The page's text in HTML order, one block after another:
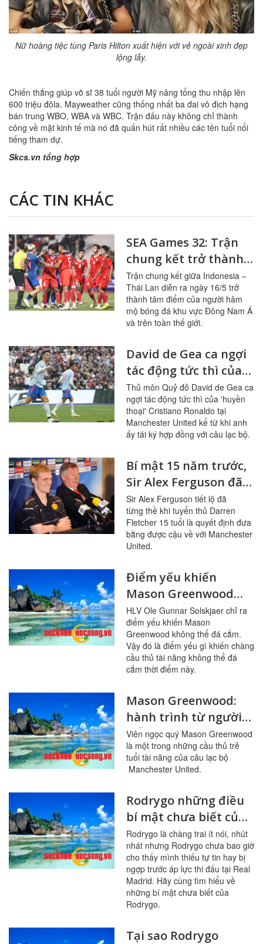
Nữ hoàng tiệc tùng Paris Hilton xuất hiện với vẻ ngoài xinh đẹp
lộng lẫy.
Chiến thắng giúp võ sĩ 38 tuổi người Mỹ nâng tổng thu nhập lên
600 triệu đôla. Mayweather cũng thống nhất ba đai vô địch hạng
bán trung WBO, WBA và WBC. Trận đấu này không chỉ thành
công về mặt kinh tế mà nó đã quấn hút rất nhiều các tên tuổi nổi
tiếng tham dự.
Skcs.vn tổng hợp
CÁC TIN KHÁC
SEA Games 32: Trận
chung kết trở thành
võ đài trên sân cỏ
Trận chung kết giữa Indonesia –
Thái Lan diễn ra ngày 16/5 trở
thành tâm điểm của người hâm
mộ bóng đá khu vực Đông Nam Á
và trên toàn thế giới.
David de Gea ca ngợi
tác động tức thì của
'huyền thoại'
Cristiano Ronaldo tại
Manchester United
Thủ môn Quỷ đỏ David de Gea ca
ngợi tác động tức thì của 'huyền
thoại' Cristiano Ronaldo tại
Manchester United kể từ khi anh
ấy tái ký hợp đồng với câu lạc bộ.
Bí mật 15 năm trước,
Sir Alex Ferguson đã
thề đưa được Darren
Fletcher khi ấy 15 tuổi
về Manchester United
Sir Alex Ferguson tiết lộ đã
từng thề khi tuyển thủ Darren
Fletcher 15 tuổi là quyết định đưa
bằng được cậu về với Manchester
United.
Điểm yếu khiến
Mason Greenwood
không thể đá cắm là
gì?
HLV Ole Gunnar Solskjaer chỉ ra
điểm yếu khiến Mason
Greenwood không thể đá cắm.
Vậy đó là điểm yếu gì khiến chàng
cầu thủ tài năng không thể đá
cắm thời điểm này.
Mason Greenwood:
hành trình từ người
mẫu đến tài năng trẻ
của Manchester
United
Viên ngọc quý Mason Greenwood
là một trong những cầu thủ trẻ
tuổi tài năng của câu lạc bộ
Manchester United.
Rodrygo những điều
bí mật chưa biết của
tài năng trẻ bóng đá
thế giới
Rodrygo là chàng trai ít nói, nhút
nhát nhưng Rodrygo chưa bao giờ
cho thấy mình thiếu tự tin hay bị
ngợp trước áp lực thi đấu tại Real
Madrid. Hãy cùng tìm hiểu về
những bí mật chưa biết của
Rodrygo.
Tại sao Rodrygo